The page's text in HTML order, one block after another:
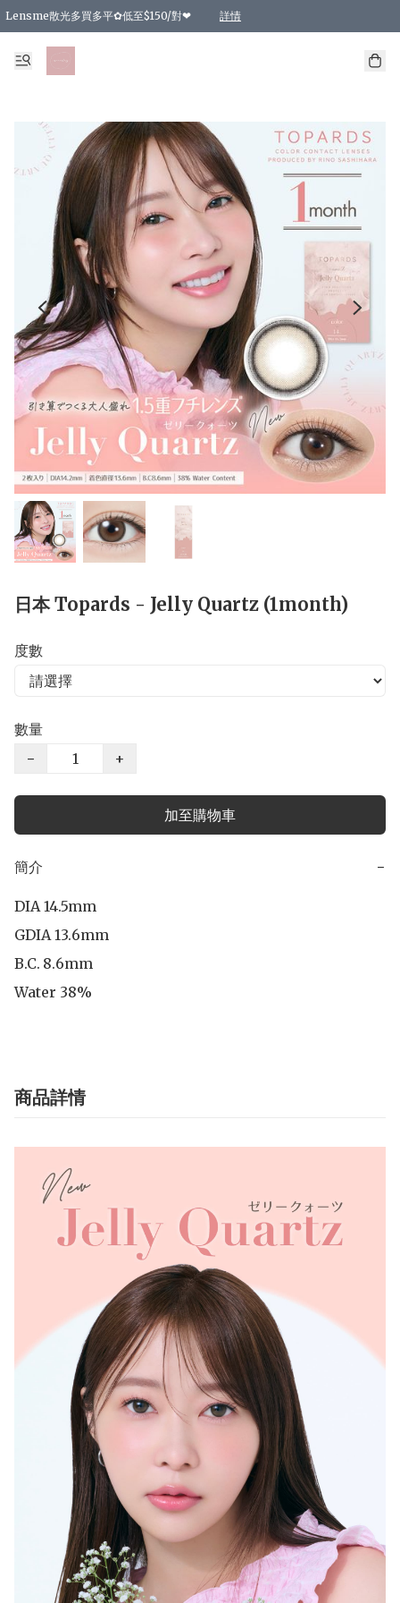
Lensme散光多買多平✿低至$150/對❤ 詳情
台灣Karacon⁩✧日拋 特價清貨❁⃘
日本韓國多款日/月拋現貨☼ 特價❤︎數量有限 售完即止
🇰🇷韓國多款月拋現貨 特價兩對$99✿數量有限 售完即止♫
精選商品，任選買2件或以上9 折；買4件或以上85 折；買6件或以上8 折
精選商品，任選買2件HKD 140.00；買4件HKD 260.00
精選商品，任選買2件HKD 190.00；買4件HKD 360.00
精選商品，任選買2件HKD 110.00；買4件HKD 180.00
精選商品，任選買2件HKD 170.00；買4件HKD 320.00
精選商品，任選買2件或以上減HKD 148.00
精選商品，任選買2件或以上減HKD 148.00
精選商品，任選買2件或以上95 折；買4件或以上9 折；買6件或以上85 折；買8件
精選商品，任選買12件或以上87 折
精選商品，任選買2件或以上減HKD 16.00；買4件或以上減HKD 32.00；買6
精選商品，任選買2件或以上95 折；買4件或以上9 折；買8件或以上85 折；買12
購物滿 HKD 800.00即享免運費優惠！（適用於 特定的送貨方式 )
日本 Topards - Jelly Quartz (1month)
度數
數量
−
+
加至購物車
簡介 −
DIA 14.5mm
GDIA 13.6mm
B.C.	8.6mm
Water 38%
商品詳情